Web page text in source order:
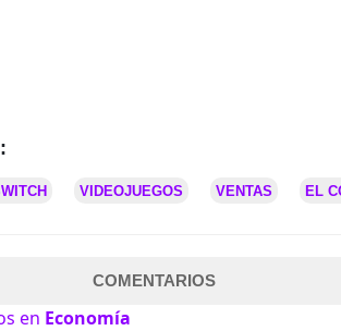
VIDEOJUEGOS VENTAS EL
COMENTARIOS
en Economía